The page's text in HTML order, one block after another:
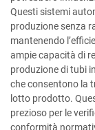
Questi sistemi
produzione senza
mantenendo
ampie capacità di
produzione di tubi
che consentono la
lotto prodotto.
prezioso per le
conformità